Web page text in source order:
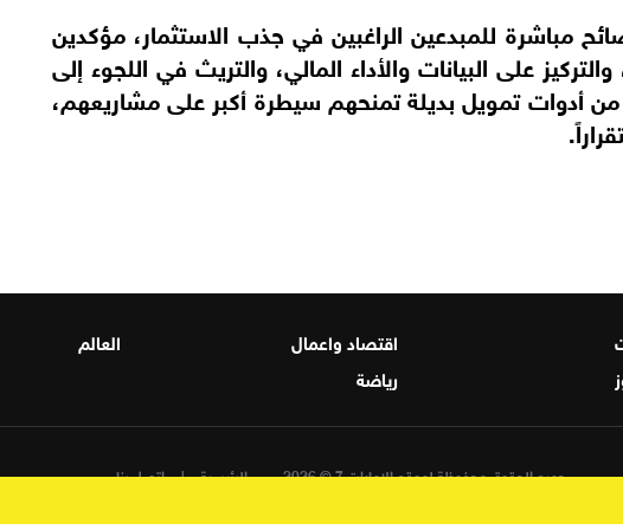
مباشرة للمبدعين الراغبين في جذب الاستثمار، مؤكدين
على البيانات والأداء المالي، والتريث في اللجوء إلى
من أدوات تمويل بديلة تمنحهم سيطرة أكبر على مشاريعهم،
اقتصاد واعمال العالم
رياضة
جميع الحقوق محفوظة لموقع الامارات 7 © 2026 اتصل بنا
الرئيسية